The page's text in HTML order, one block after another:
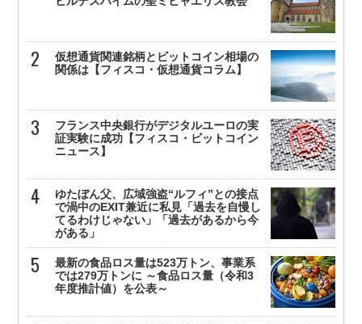
仮想通貨関連銘柄とビットコイン相場の
関係は【フィスコ・仮想通貨コラム】
フランス中央銀行がデジタルユーロの実
証実験に成功【フィスコ・ビットコイン
ニュース】
ゆたぼん父、広域強盗“ルフィ”との接点
で渦中のEXIT兼近に私見「過去を自慢し
てるわけじゃない」「過去があるから今
がある」
最新の食品ロス量は523万トン、事業系
では279万トンに ～食品ロス量（令和3
年度推計値）を公表～